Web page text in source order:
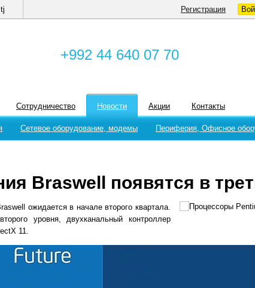
Регистрация
+992 44 640 07 70
Сотрудничество Новости Акции Контакты
Сетевое оборудование, модемы Периферия, Офисное
Braswell появятся в
ожидается в начале второго квартала.
уровня, двухканальный контроллер
11.